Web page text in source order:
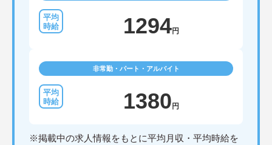
1294円
非常勤・パート・アルバイト
1380円
※掲載中の求人情報をもとに平均月収・平均時給を